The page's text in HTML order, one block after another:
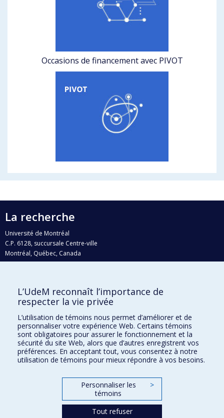
Occasions de financement avec PIVOT
La recherche
Université de Montréal
C.P. 6128, succursale Centre-ville
Montréal, Québec, Canada
H3C 3J7
Qui fait quoi?
Nous trouver
Plan du site
Accessibilité
L’UdeM reconnaît l’importance de
respecter la vie privée
L’utilisation de témoins nous permet d’améliorer et de
personnaliser votre expérience Web. Certains témoins
sont obligatoires pour assurer le fonctionnement et la
sécurité du site Web, alors que d’autres enregistrent vos
préférences. En acceptant tout, vous consentez à notre
utilisation de témoins pour mieux répondre à vos besoins.
Personnaliser les
témoins
>
Tout refuser